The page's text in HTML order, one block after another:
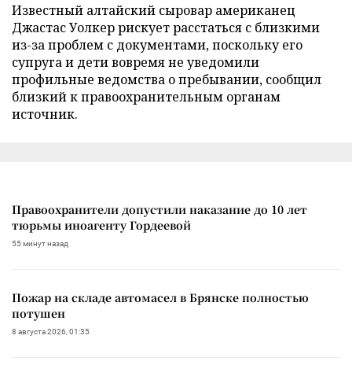
Известный алтайский сыровар американец
Джастас Уолкер рискует расстаться с близкими
из-за проблем с документами, поскольку его
супруга и дети вовремя не уведомили
профильные ведомства о пребывании, сообщил
близкий к правоохранительным органам
источник.
Правоохранители допустили наказание до 10 лет
тюрьмы иноагенту Гордеевой
55 минут назад
Пожар на складе автомасел в Брянске полностью
потушен
8 августа 2026, 01:35